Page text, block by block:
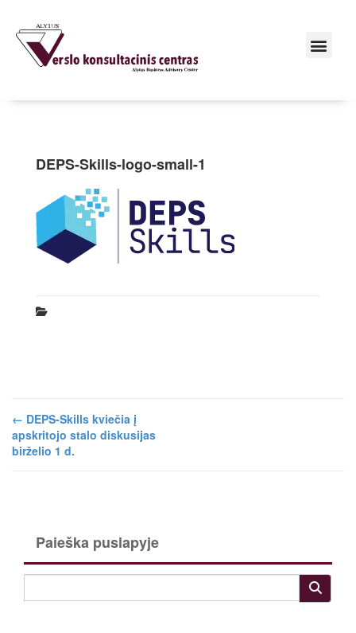
DEPS-Skills-logo-small-1
← DEPS-Skills kviečia į
apskritojo stalo diskusijas
birželio 1 d.
Paieška puslapyje